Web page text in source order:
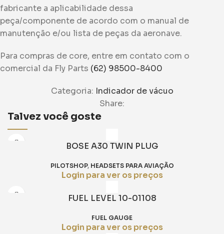
fabricante a aplicabilidade dessa
peça/componente de acordo com o manual de
manutenção e/ou lista de peças da aeronave.
Para compras de core, entre em contato com o
comercial da Fly Parts (62) 98500-8400
Categoria: Indicador de vácuo
Share:
Talvez você goste
BOSE A30 TWIN PLUG
PILOTSHOP, HEADSETS PARA AVIAÇÃO
Login para ver os preços
FUEL LEVEL 10-01108
FUEL GAUGE
Login para ver os preços